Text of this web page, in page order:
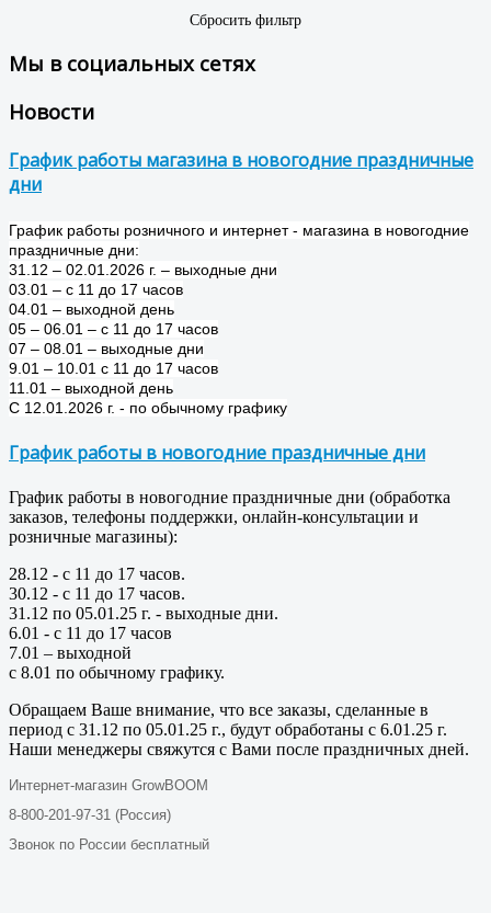
Сбросить фильтр
Мы в социальных сетях
Новости
График работы магазина в новогодние праздничные
дни
График работы розничного и интернет - магазина в новогодние
праздничные дни:
31.12 – 02.01.2026 г. – выходные дни
03.01 – с 11 до 17 часов
04.01 – выходной день
05 – 06.01 – с 11 до 17 часов
07 – 08.01 – выходные дни
9.01 – 10.01 с 11 до 17 часов
11.01 – выходной день
С 12.01.2026 г. - по обычному графику
График работы в новогодние праздничные дни
График работы в новогодние праздничные дни (обработка
заказов, телефоны поддержки, онлайн-консультации и
розничные магазины):
28.12 - с 11 до 17 часов.
30.12 - с 11 до 17 часов.
31.12 по 05.01.25 г. - выходные дни.
6.01 - с 11 до 17 часов
7.01 – выходной
с 8.01 по обычному графику.
Обращаем Ваше внимание, что все заказы, сделанные в
период с 31.12 по 05.01.25 г., будут обработаны с 6.01.25 г.
Наши менеджеры свяжутся с Вами после праздничных дней.
Интернет-магазин GrowBOOM
8-800-201-97-31 (Россия)
Звонок по России бесплатный